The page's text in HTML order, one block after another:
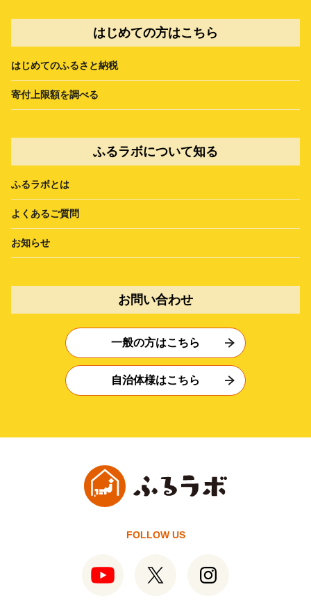
はじめての方はこちら
はじめてのふるさと納税
寄付上限額を調べる
ふるラボについて知る
ふるラボとは
よくあるご質問
お知らせ
お問い合わせ
一般の方はこちら
自治体様はこちら
FOLLOW US